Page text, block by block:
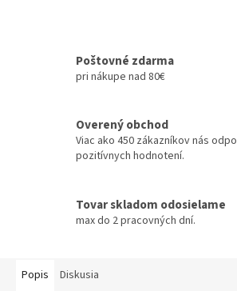
Poštovné zdarma
pri nákupe nad 80€
Overený obchod
Viac ako 450 zákazníkov nás
pozitívnych hodnotení.
Tovar skladom odosielame
max do 2 pracovných dní.
Popis Diskusia